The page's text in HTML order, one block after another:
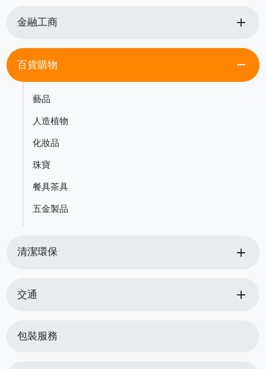
金融工商 add
百貨購物 remove
藝品
人造植物
化妝品
珠寶
餐具茶具
五金製品
清潔環保 add
交通 add
包裝服務